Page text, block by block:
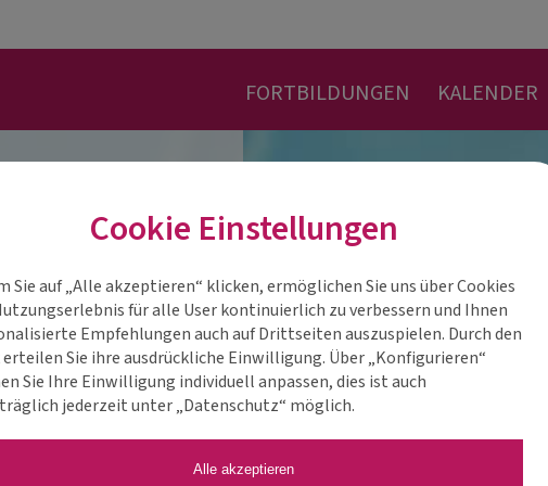
FORTBILDUNGEN KALENDER
Cookie Einstellungen
Sie auf „Alle akzeptieren“ klicken, ermöglichen Sie uns über Cookies
für alle User kontinuierlich zu verbessern und Ihnen
Empfehlungen auch auf Drittseiten auszuspielen. Durch den
Sie ihre ausdrückliche Einwilligung. Über „Konfigurieren“
Sie Ihre Einwilligung individuell anpassen, dies ist auch
jederzeit unter „Datenschutz“ möglich.
Alle akzeptieren